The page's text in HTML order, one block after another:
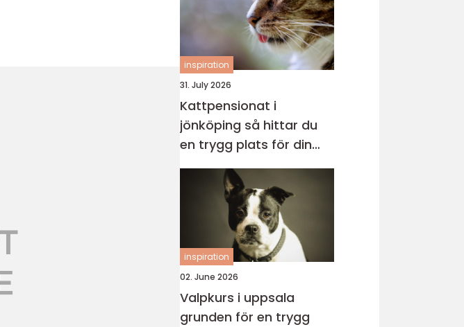
inspiration
31. July 2026
Kattpensionat i
jönköping så hittar du
en trygg plats för din
katt
inspiration
02. June 2026
Valpkurs i uppsala
grunden för en trygg